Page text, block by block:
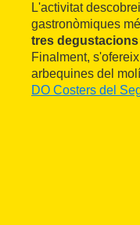
L'activitat
gastronòmiques
tres degustacions
Finalment,
arbequines del
DO Costers del